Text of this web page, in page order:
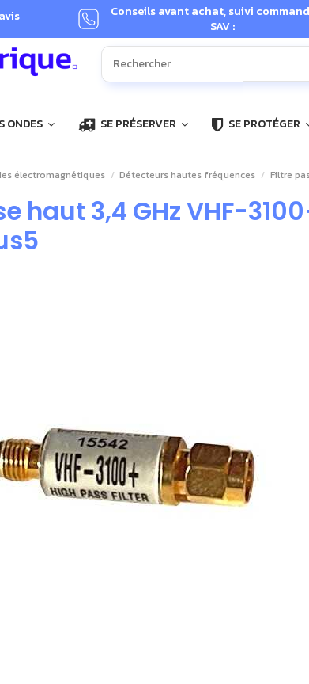
Conseils avant achat, suivi
SAV :
ONDES SE PRÉSERVER SE PROTÉGER
électromagnétiques Détecteurs hautes fréquences Filtre
haut 3,4 GHz VHF-